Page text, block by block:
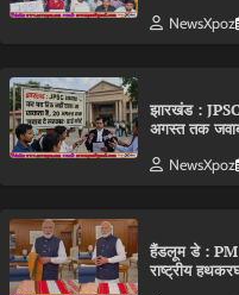
NewsXpoz
झारखंड :
अगस्त तक
NewsXpoz
हैंडलूम डे : PM
राष्ट्रीय